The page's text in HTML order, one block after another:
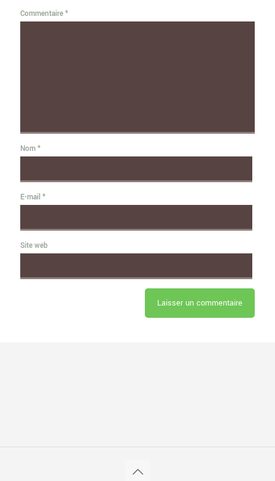
Commentaire*
Nom*
E-mail *
Site web